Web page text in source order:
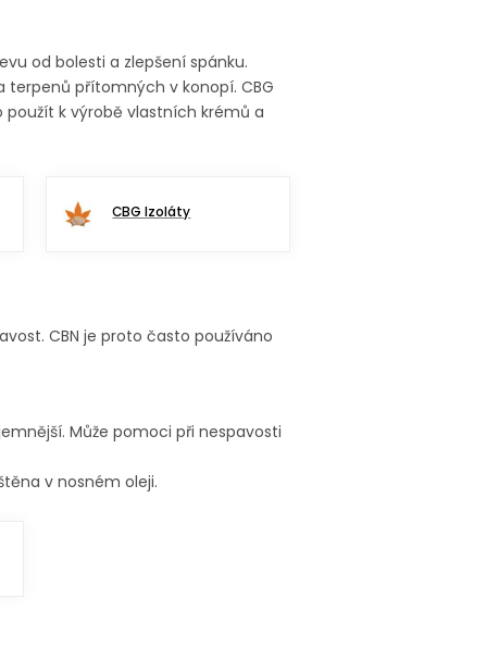
od bolesti a zlepšení spánku.
terpenů přítomných v konopí. CBG
použít k výrobě vlastních krémů a
CBG Izoláty
CBN je proto často používáno
Může pomoci při nespavosti
v nosném oleji.